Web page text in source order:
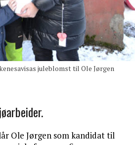
juleblomst til Ole Jørgen
Ole Jørgen som kandidat til